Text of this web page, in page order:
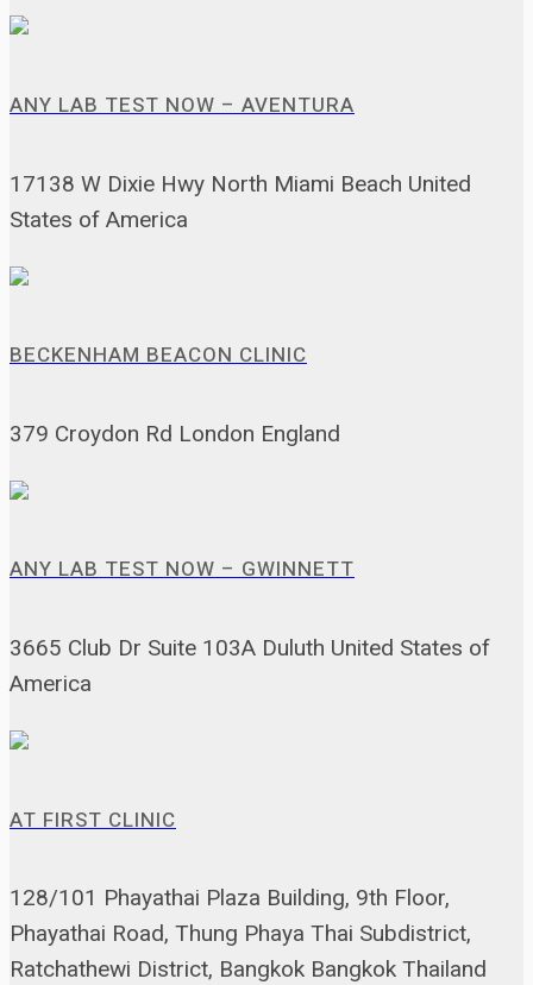
ANY LAB TEST NOW – AVENTURA
17138 W Dixie Hwy North Miami Beach United
States of America
BECKENHAM BEACON CLINIC
379 Croydon Rd London England
ANY LAB TEST NOW – GWINNETT
3665 Club Dr Suite 103A Duluth United States of
America
AT FIRST CLINIC
128/101 Phayathai Plaza Building, 9th Floor,
Phayathai Road, Thung Phaya Thai Subdistrict,
Ratchathewi District, Bangkok Bangkok Thailand